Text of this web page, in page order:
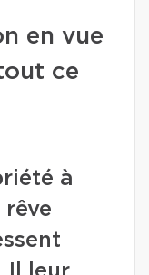
en vue
ce
à